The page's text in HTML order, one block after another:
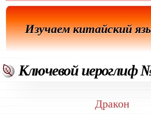
Изучаем китайский
Ключевой иероглиф
Дракон